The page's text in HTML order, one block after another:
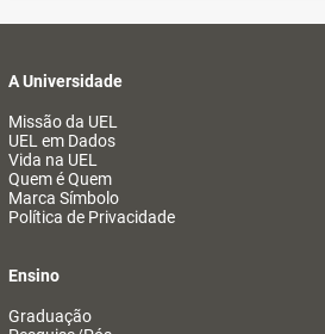
A Universidade
Missão da UEL
UEL em Dados
Vida na UEL
Quem é Quem
Marca Símbolo
Política de Privacidade
Ensino
Graduação